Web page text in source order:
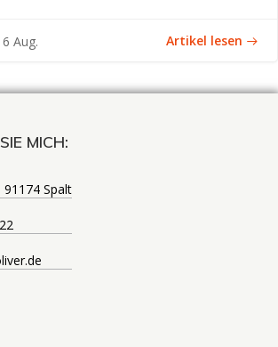
6 Aug. Artikel lesen
MICH:
Spalt